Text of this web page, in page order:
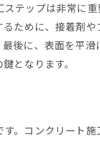
果
の展望
テップは非常に
ために、接着剤
後に、表面を平
となります。
。コンクリート